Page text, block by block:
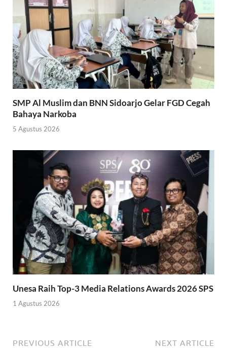
SMP Al Muslim dan BNN Sidoarjo Gelar FGD Cegah
Bahaya Narkoba
5 Agustus 2026
Unesa Raih Top-3 Media Relations Awards 2026 SPS
1 Agustus 2026
PREVIOUS ARTICLE NEXT ARTICLE